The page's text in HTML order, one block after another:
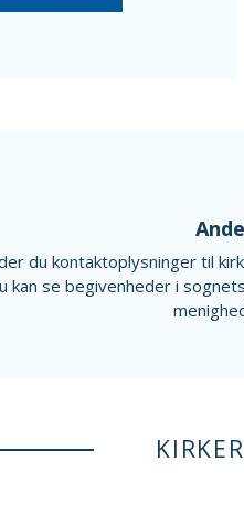
du kontaktoplysninger til
kan se begivenheder i